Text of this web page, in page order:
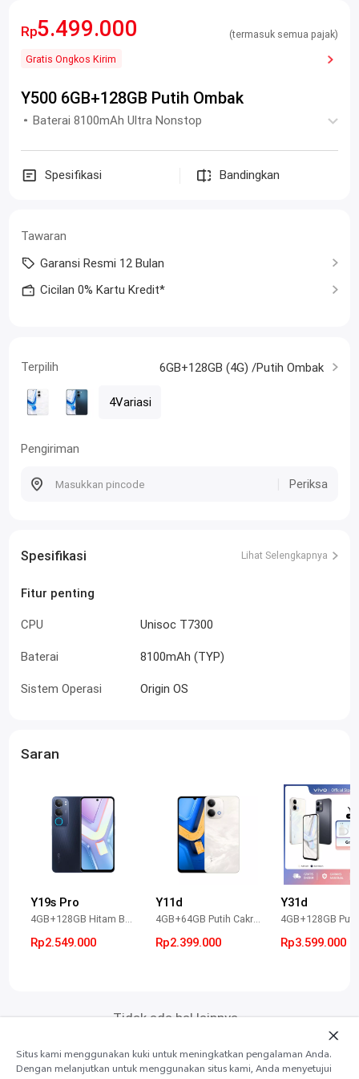
Rp5.499.000 (termasuk semua pajak)
Gratis Ongkos Kirim
Y500 6GB+128GB Putih Ombak
Baterai 8100mAh Ultra Nonstop
Spesifikasi Bandingkan
Tawaran
Garansi Resmi 12 Bulan
Cicilan 0% Kartu Kredit*
Terpilih 6GB+128GB (4G) /Putih Ombak
4Variasi
Pengiriman
Periksa
Spesifikasi Lihat Selengkapnya
Fitur penting
CPU Unisoc T7300
Baterai 8100mAh (TYP)
Sistem Operasi Origin OS
Saran
Y19s Pro
Rp2.549.000
Y11d
4GB+64GB Putih Cakrawala
Rp2.399.000
Y31d
4GB+128GB
Rp3.599.000
Tidak ada hal lainnya~
Situs kami menggunakan kuki untuk meningkatkan pengalaman Anda.
Dengan melanjutkan untuk menggunakan situs kami, Anda menyetujui